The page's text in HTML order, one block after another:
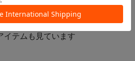
イテムを見た人は
イテムも見ています